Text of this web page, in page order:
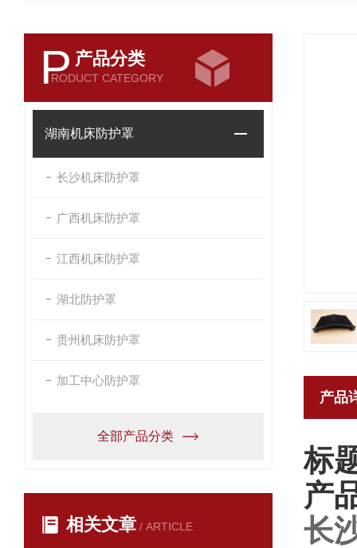
P 产品分类
RODUCT CATEGORY
湖南机床防护罩
长沙机床防护罩
广西机床防护罩
江西机床防护罩
湖北防护罩
贵州机床防护罩
加工中心防护罩
全部产品分类
相关文章 / ARTICLE
产品
标
产
长